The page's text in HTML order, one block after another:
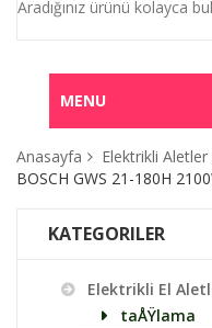
MENU
Anasayfa Elektrikli Aletler
BOSCH GWS 21-180H
KATEGORILER
Elektrikli El
taÅŸlama